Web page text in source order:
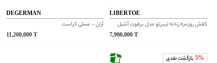
DEGERMAN
آران - عسلی کراست
11,200,000
LIBERTOE
کفش روزمره زنانه لیبرتو مدل برفوت آشیل
7,900,000
5% بازگشت نقدی